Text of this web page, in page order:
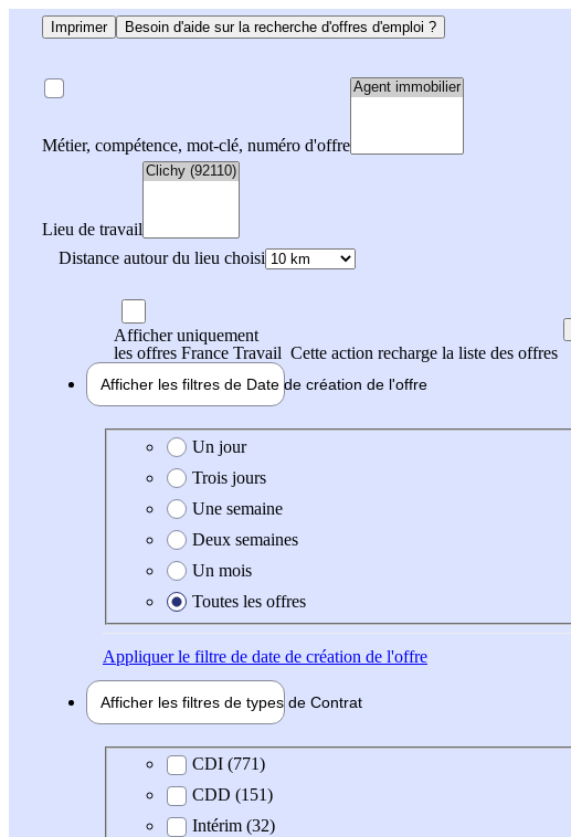
Imprimer Besoin d'aide sur la recherche d'offres d'emploi ?
Métier, compétence, mot-clé, numéro d'offre
Lieu de travail
Distance autour du lieu choisi
Afficher uniquement
les offres France Travail Cette action recharge la liste des offres
Afficher les filtres de Date de création de l'offre
Date de création de l'offre
Un jour
Trois jours
Une semaine
Deux semaines
Un mois
Toutes les offres
Appliquerle filtre de date de création de l'offre
Afficher les filtres de types de Contrat
Type de contratCDI (771)
CDD (151)
Intérim (32)